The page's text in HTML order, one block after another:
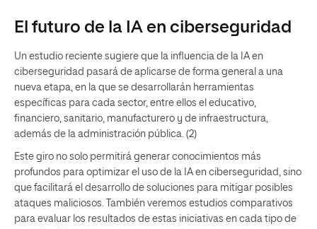
El futuro de la IA en ciberseguridad
Un estudio reciente sugiere que la influencia de la IA en
ciberseguridad pasará de aplicarse de forma general a una
nueva etapa, en la que se desarrollarán herramientas
específicas para cada sector, entre ellos el educativo,
financiero, sanitario, manufacturero y de infraestructura,
además de la administración pública. (2)
Este giro no solo permitirá generar conocimientos más
profundos para optimizar el uso de la IA en ciberseguridad, sino
que facilitará el desarrollo de soluciones para mitigar posibles
ataques maliciosos. También veremos estudios comparativos
para evaluar los resultados de estas iniciativas en cada tipo de